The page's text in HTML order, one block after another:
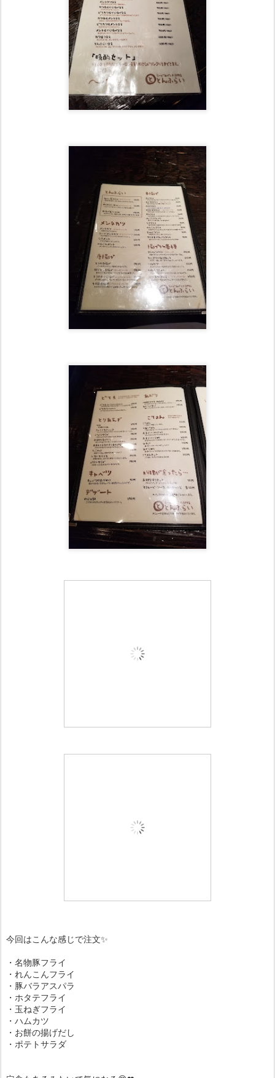
今回はこんな感じで注文✨
・名物豚フライ
・れんこんフライ
・豚バラアスパラ
・ホタテフライ
・玉ねぎフライ
・ハムカツ
・お餅の揚げだし
・ポテトサラダ